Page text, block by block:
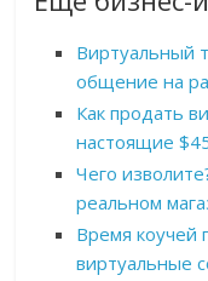
Виртуальный
общение на
Как продать
настоящие
Чего
реальном
Время коучей
виртуальные